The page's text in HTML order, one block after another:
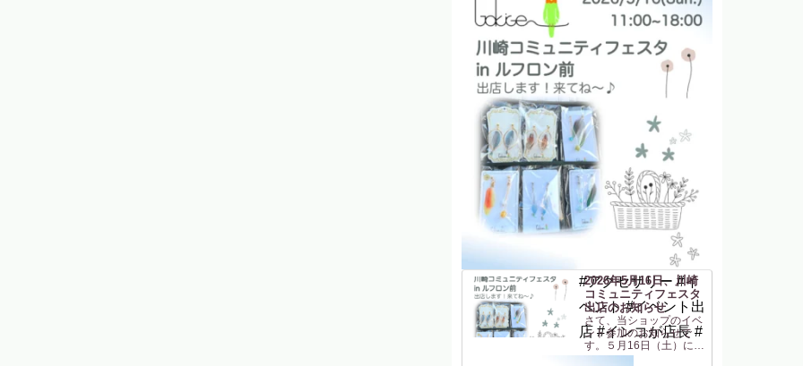
2026年5月16日、川崎
コミュニティフェスタ
出店のお知らせ
さて、当ショップのイベ
ント参加のお知らせで
す。５月16日（土）に
「川崎コミュニティフェ
#アクセサリー #イ
ベント #イベント出
店 #インコが店長 #